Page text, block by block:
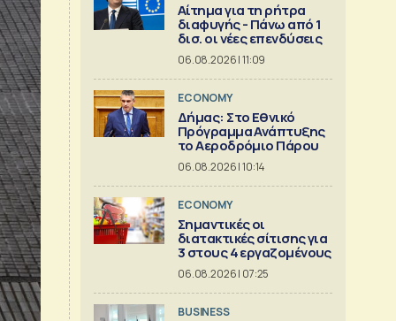
Αίτημα για τη ρήτρα
διαφυγής - Πάνω από 1
δισ. οι νέες επενδύσεις
06.08.2026 | 11:09
ECONOMY
Δήμας: Στο Εθνικό
Πρόγραμμα Ανάπτυξης
το Αεροδρόμιο Πάρου
06.08.2026 | 10:14
ECONOMY
Σημαντικές οι
διατακτικές σίτισης για
3 στους 4 εργαζομένους
06.08.2026 | 07:25
BUSINESS